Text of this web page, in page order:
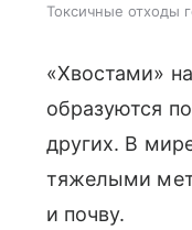
Токсичные отходы
«Хвостами»
образуются
других. В
тяжелыми
и почву.